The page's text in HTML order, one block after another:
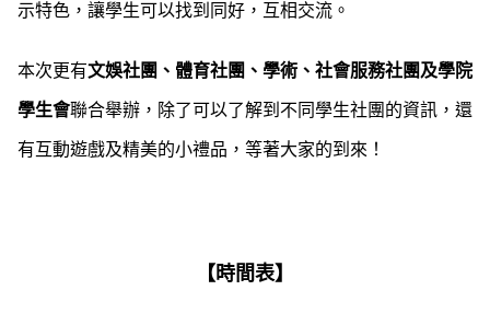
示特色，讓學生可以找到同好，互相交流。
本次更有文娛社團、體育社團、學術、社會服務社團及學院
學生會聯合舉辦，除了可以了解到不同學生社團的資訊，還
有互動遊戲及精美的小禮品，等著大家的到來！
【時間表】